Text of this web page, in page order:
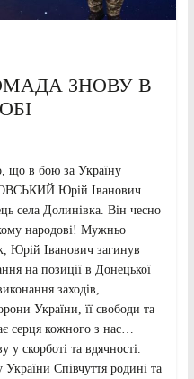
ЗНОВУ В
що в бою за Україну
Юрій Іванович
села Долинівка. Він чесно
народові! Мужньо
Юрій Іванович загинув
на позиції в Донецької
заходів,
України, її свободи та
серця кожного з нас…
у скорботі та вдячності.
України Співчуття родині та